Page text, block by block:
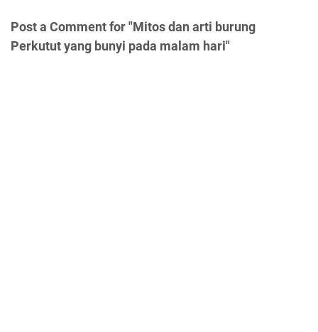
Post a Comment for "Mitos dan arti burung
Perkutut yang bunyi pada malam hari"